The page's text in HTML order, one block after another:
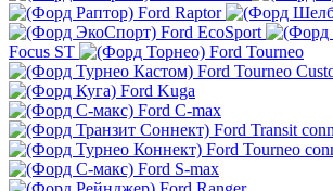
Ford Raptor
Ford EcoSport
Focus ST
Ford Tourneo
Ford Tourneo
Ford Kuga
Ford C-max
Ford Transit
Ford Tourneo
Ford S-max